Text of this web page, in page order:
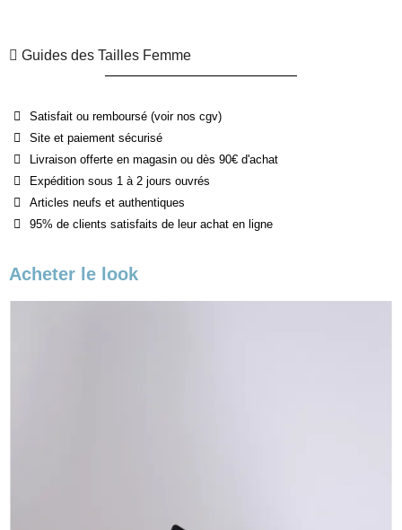
Guides des Tailles Femme
Satisfait ou remboursé (voir nos cgv)
Site et paiement sécurisé
Livraison offerte en magasin ou dès 90€ d'achat
Expédition sous 1 à 2 jours ouvrés
Articles neufs et authentiques
95% de clients satisfaits de leur achat en ligne
Acheter le look